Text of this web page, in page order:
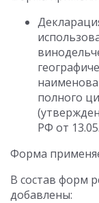
полного
РФ от
Форма
В состав форм
добавлены: